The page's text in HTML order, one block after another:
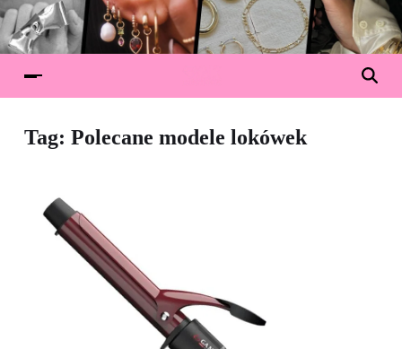
Tag: Polecane modele lokówek